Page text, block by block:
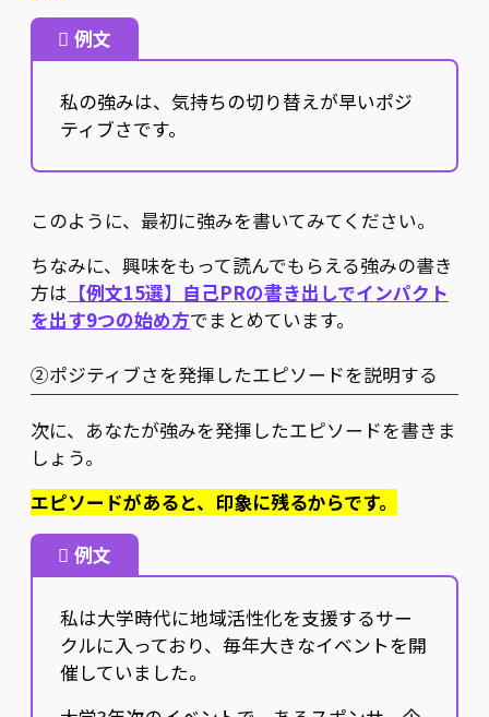
例文
私の強みは、気持ちの切り替えが早いポジ
ティブさです。
このように、最初に強みを書いてみてください。
ちなみに、興味をもって読んでもらえる強みの書き
方は 【例文15選】自己PRの書き出しでインパクト
を出す9つの始め方でまとめています。
②ポジティブさを発揮したエピソードを説明する
次に、あなたが強みを発揮したエピソードを書きま
しょう。
エピソードがあると、印象に残るからです。
例文
私は大学時代に地域活性化を支援するサー
クルに入っており、毎年大きなイベントを開
催していました。